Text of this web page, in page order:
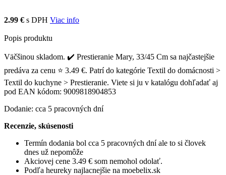
2.99 € s DPH Viac info
Popis produktu
Väčšinou skladom. ✔️ Prestieranie Mary, 33/45 Cm sa najčastejšie
predáva za cenu ⭐ 3.49 €. Patrí do kategórie Textil do domácnosti >
Textil do kuchyne > Prestieranie. Viete si ju v katalógu dohľadať aj
pod EAN kódom: 9009818904853
Dodanie: cca 5 pracovných dní
Recenzie, skúsenosti
Termín dodania bol cca 5 pracovných dní ale to si človek
dnes už nepomôže
Akciovej cene 3.49 € som nemohol odolať.
Podľa heureky najlacnejšie na moebelix.sk